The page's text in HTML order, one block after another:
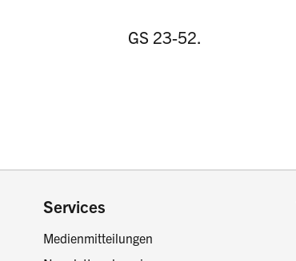
GS 23-52.
Footer
Services
Medienmitteilungen